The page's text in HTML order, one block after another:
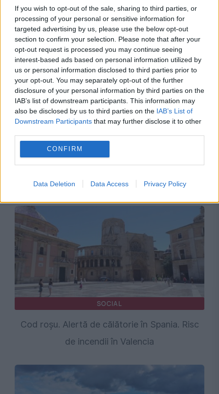
If you wish to opt-out of the sale, sharing to third parties, or
processing of your personal or sensitive information for
targeted advertising by us, please use the below opt-out
section to confirm your selection. Please note that after your
opt-out request is processed you may continue seeing
interest-based ads based on personal information utilized by
us or personal information disclosed to third parties prior to
your opt-out. You may separately opt-out of the further
disclosure of your personal information by third parties on the
IAB’s list of downstream participants. This information may
also be disclosed by us to third parties on the IAB’s List of
Downstream Participants that may further disclose it to other
CONFIRM
Data Deletion Data Access Privacy Policy
SOCIAL
Cod roșu. Alertă de călătorie în Spania. Risc
de incendii în Valencia